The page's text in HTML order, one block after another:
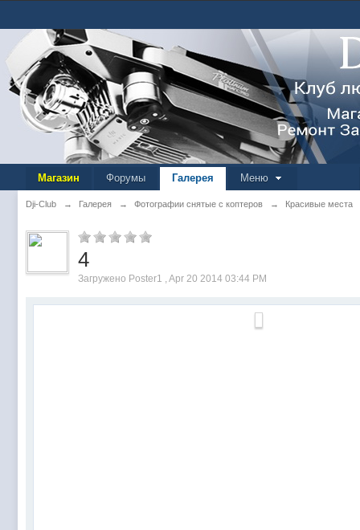
Магазин Форумы Галерея Меню
Dji-Club → Галерея → Фотографии снятые с коптеров → Красивые места
4
Загружено Poster1 , Apr 20 2014 03:44 PM